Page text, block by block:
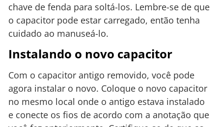
chave de fenda para soltá-los. Lembre-se de que
o capacitor pode estar carregado, então tenha
cuidado ao manuseá-lo.
Instalando o novo capacitor
Com o capacitor antigo removido, você pode
agora instalar o novo. Coloque o novo capacitor
no mesmo local onde o antigo estava instalado
e conecte os fios de acordo com a anotação que